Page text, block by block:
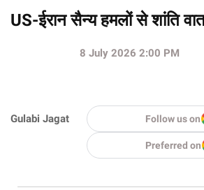
US-ईरान सैन्य हमलों से शांति
Gulabi Jagat
8 July 2026 2:00 PM
Follow us on
Preferred on